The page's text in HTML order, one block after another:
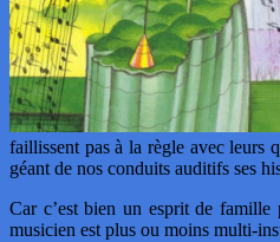
faillissent pas à la règle avec leurs
géant de nos conduits auditifs ses
Car c’est bien un esprit de famille
musicien est plus ou moins multi-